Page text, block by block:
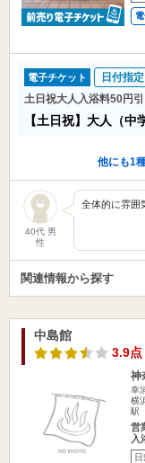
電子チケット
日付指定
土日祝大人入浴料50円引
【土日祝】大人（中
他にも1
40代 男
性
全体的に雰囲
関連情報から探す
中島館
3.9点
神
幸
横
駅
営
入
日